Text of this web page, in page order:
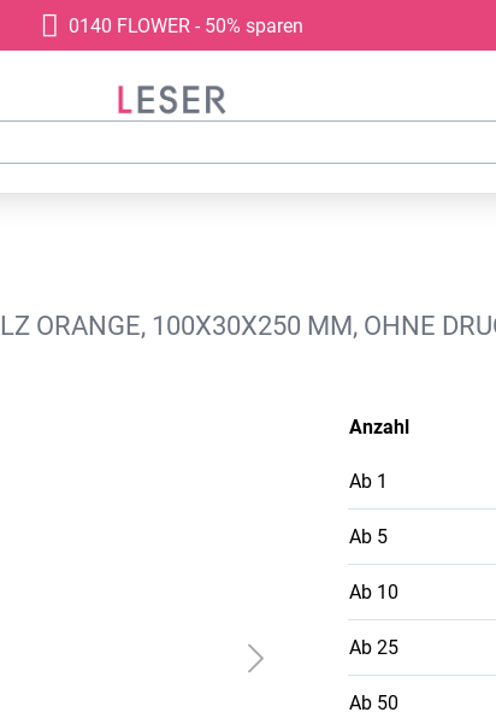
0140 FLOWER - 50% sparen
ORANGE, 100X30X250 MM, OHNE
Anzahl
Ab 1
Ab 5
Ab 10
Ab 25
Ab 50